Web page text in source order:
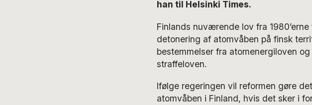
han til Helsinki Times.
Finlands nuværende lov fra
detonering af atomvåben på finsk
bestemmelser fra atomenergiloven
straffeloven.
Ifølge regeringen vil reformen gøre
atomvåben i Finland, hvis det sker i